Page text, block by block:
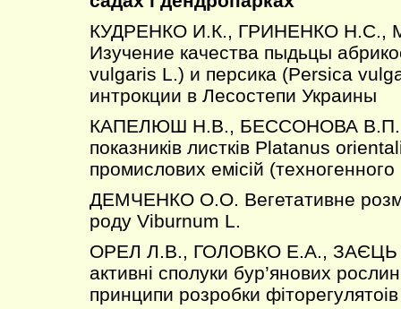
КУДРЕНКО И.К., ГРИНЕНКО Н.С.,
Изучение качества пыдьцы
vulgaris L.) и персика (Persica
интрокции в Лесостепи Украины
КАПЕЛЮШ Н.В., БЕССОНОВА В.П.
показників листків Platanus
промислових емісій
ДЕМЧЕНКО О.О. Вегетативне
роду Viburnum L.
ОРЕЛ Л.В., ГОЛОВКО Е.А., ЗАЄЦЬ
активні сполуки бур’янових
принципи розробки